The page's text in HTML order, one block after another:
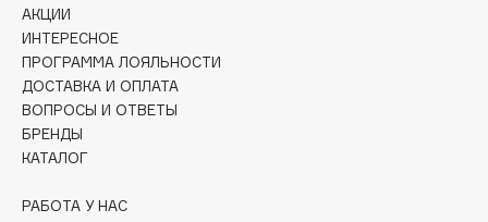
Clive Christian
Club De Nuit
Consly
Corimo
CosRX
АКЦИИ
ИНТЕРЕСНОЕ
ПРОГРАММА ЛОЯЛЬНОСТИ
ДОСТАВКА И ОПЛАТА
ВОПРОСЫ И ОТВЕТЫ
БРЕНДЫ
КАТАЛОГ
РАБОТА У НАС